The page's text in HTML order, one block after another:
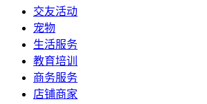
交友活动
宠物
生活服务
教育培训
商务服务
店铺商家